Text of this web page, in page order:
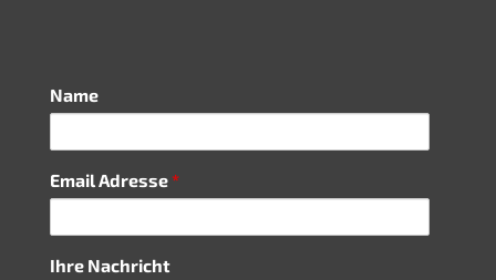
Name
Email Adres­se*
Ihre Nach­richt